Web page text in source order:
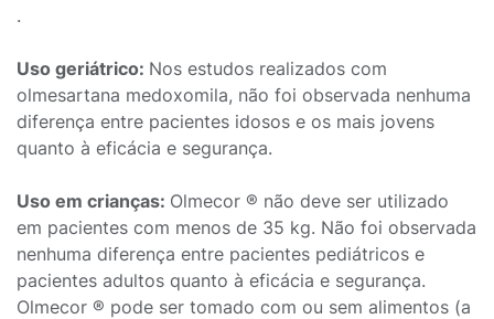
.
Uso geriátrico: Nos estudos realizados com
olmesartana medoxomila, não foi observada nenhuma
diferença entre pacientes idosos e os mais jovens
quanto à eficácia e segurança.
Uso em crianças: Olmecor ® não deve ser utilizado
em pacientes com menos de 35 kg. Não foi observada
nenhuma diferença entre pacientes pediátricos e
pacientes adultos quanto à eficácia e segurança.
Olmecor ® pode ser tomado com ou sem alimentos (a